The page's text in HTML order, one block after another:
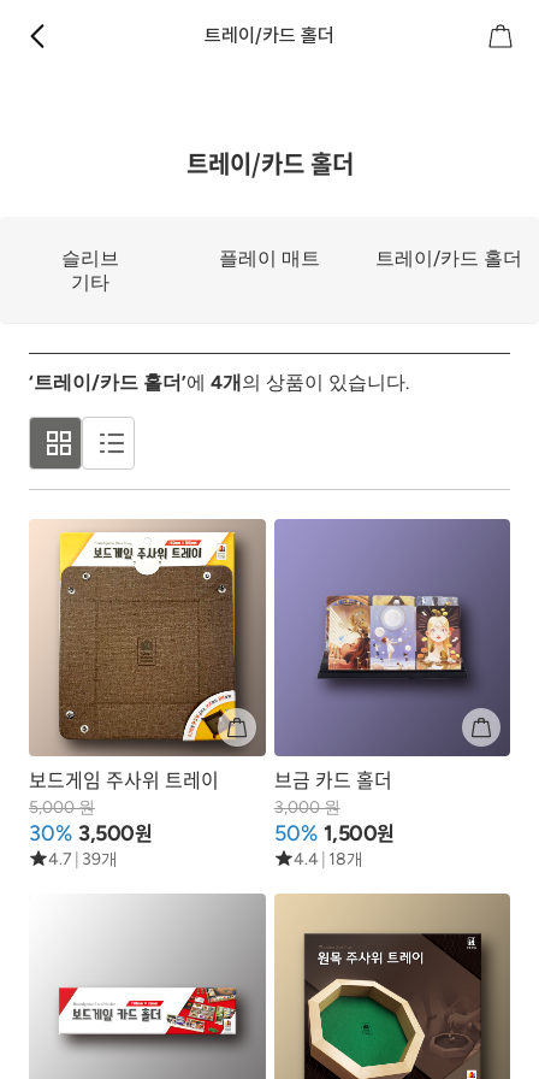
트레이/카드 홀더
트레이/카드 홀더
슬리브 플레이 매트
트레이/카드 홀더
기타
‘트레이/카드 홀더’에 4개의 상품이 있습니다.
보드게임 주사위 트레이
5,000 원
30% 3,500원
4.7 39개
브금 카드 홀더
3,000 원
50% 1,500원
4.4 18개